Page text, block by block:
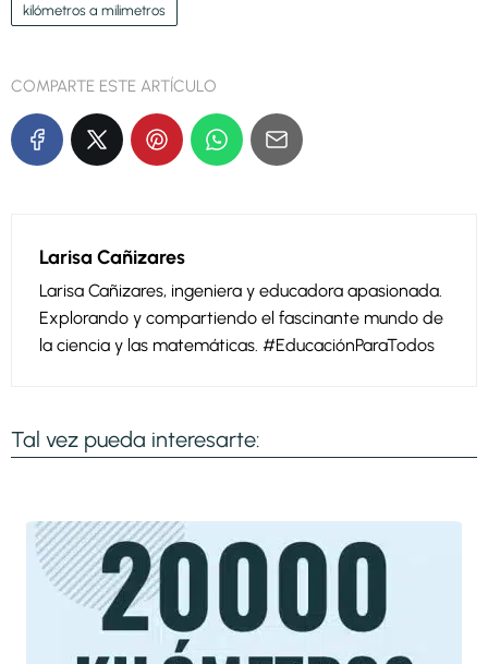
kilómetros a milimetros
COMPARTE ESTE ARTÍCULO
Larisa Cañizares
Larisa Cañizares, ingeniera y educadora apasionada.
Explorando y compartiendo el fascinante mundo de
la ciencia y las matemáticas. #EducaciónParaTodos
Tal vez pueda interesarte: